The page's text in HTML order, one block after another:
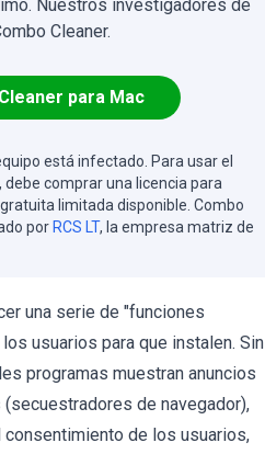
Nuestros investigadores de
Cleaner.
para Mac
está infectado. Para usar el
comprar una licencia para
limitada disponible. Combo
por RCS LT, la empresa matriz de
una serie de "funciones
usuarios para que instalen. Sin
programas muestran anuncios
de navegador),
de los usuarios,